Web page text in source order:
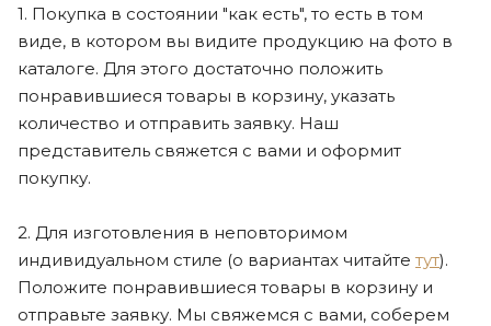
1. Покупка в состоянии "как есть", то есть в том
виде, в котором вы видите продукцию на фото в
каталоге. Для этого достаточно положить
понравившиеся товары в корзину, указать
количество и отправить заявку. Наш
представитель свяжется с вами и оформит
покупку.
2. Для изготовления в неповторимом
индивидуальном стиле (о вариантах читайте тут).
Положите понравившиеся товары в корзину и
отправьте заявку. Мы свяжемся с вами, соберем